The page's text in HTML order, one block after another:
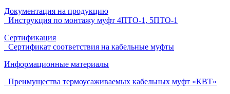
Документация на продукцию
Инструкция по монтажу муфт 4ПТО-1, 5ПТО-1
Сертификация
Сертификат соответствия на кабельные муфты
Информационные материалы
Преимущества термоусаживаемых кабельных муфт «КВТ»